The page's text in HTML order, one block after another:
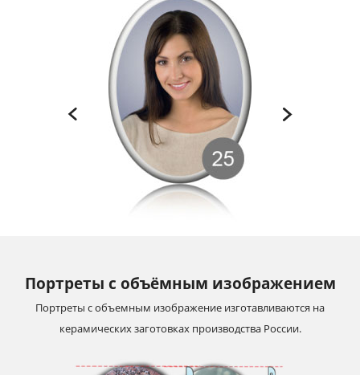
Портреты с объёмным изображением
Портреты с объемным изображение изготавливаются на
керамических заготовках производства России.